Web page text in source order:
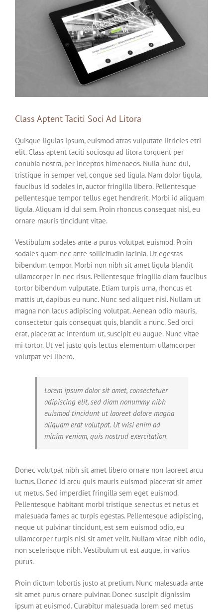
Class Aptent Taciti Soci Ad Litora
Quisque ligulas ipsum, euismod atras vulputate iltricies etri
elit. Class aptent taciti sociosqu ad litora torquent per
conubia nostra, per inceptos himenaeos. Nulla nunc dui,
tristique in semper vel, congue sed ligula. Nam dolor ligula,
faucibus id sodales in, auctor fringilla libero. Pellentesque
pellentesque tempor tellus eget hendrerit. Morbi id aliquam
ligula. Aliquam id dui sem. Proin rhoncus consequat nisl, eu
ornare mauris tincidunt vitae.
Vestibulum sodales ante a purus volutpat euismod. Proin
sodales quam nec ante sollicitudin lacinia. Ut egestas
bibendum tempor. Morbi non nibh sit amet ligula blandit
ullamcorper in nec risus. Pellentesque fringilla diam faucibus
tortor bibendum vulputate. Etiam turpis urna, rhoncus et
mattis ut, dapibus eu nunc. Nunc sed aliquet nisi. Nullam ut
magna non lacus adipiscing volutpat. Aenean odio mauris,
consectetur quis consequat quis, blandit a nunc. Sed orci
erat, placerat ac interdum ut, suscipit eu augue. Nunc vitae
mi tortor. Ut vel justo quis lectus elementum ullamcorper
volutpat vel libero.
Lorem ipsum dolor sit amet, consectetuer
adipiscing elit, sed diam nonummy nibh
euismod tincidunt ut laoreet dolore magna
aliquam erat volutpat. Ut wisi enim ad
minim veniam, quis nostrud exercitation.
Donec volutpat nibh sit amet libero ornare non laoreet arcu
luctus. Donec id arcu quis mauris euismod placerat sit amet
ut metus. Sed imperdiet fringilla sem eget euismod.
Pellentesque habitant morbi tristique senectus et netus et
malesuada fames ac turpis egestas. Pellentesque adipiscing,
neque ut pulvinar tincidunt, est sem euismod odio, eu
ullamcorper turpis nisl sit amet velit. Nullam vitae nibh odio,
non scelerisque nibh. Vestibulum ut est augue, in varius
purus.
Proin dictum lobortis justo at pretium. Nunc malesuada ante
sit amet purus ornare pulvinar. Donec suscipit dignissim
ipsum at euismod. Curabitur malesuada lorem sed metus